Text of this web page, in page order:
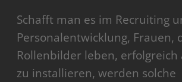
Schafft man es im Recruiting
Personalentwicklung, Frauen,
Rollenbilder leben, erfolgreich
zu installieren, werden solche